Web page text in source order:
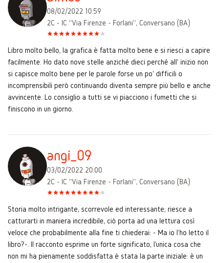
08/02/2022 10:59
2C - IC "Via Firenze - Forlani", Conversano (BA)
Libro molto bello, la grafica è fatta molto bene e si riesci a capire
facilmente. Ho dato nove stelle anziché dieci perché all' inizio non
si capisce molto bene per le parole forse un po' difficili o
incomprensibili però continuando diventa sempre più bello e anche
avvincente. Lo consiglio a tutti se vi piacciono i fumetti che si
finiscono in un giorno.
angi_09
03/02/2022 20:00
2C - IC "Via Firenze - Forlani", Conversano (BA)
Storia molto intrigante, scorrevole ed interessante; riesce a
catturarti in maniera incredibile, ciò porta ad una lettura così
veloce che probabilmente alla fine ti chiederai: - Ma io l'ho letto il
libro?-. Il racconto esprime un forte significato, l'unica cosa che
non mi ha pienamente soddisfatta è stata la parte iniziale: è un